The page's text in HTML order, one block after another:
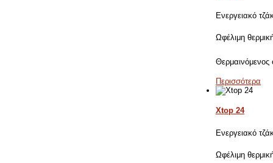
Ενεργειακό
Ωφέλιμη
Περισσότερα
Xtop 24
Ενεργειακό
Ωφέλιμη